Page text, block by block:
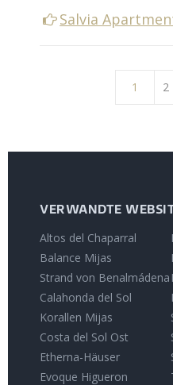
Salvia
1 2
VERWANDTE
Altos del Chaparral
Balance Mijas
Strand von Benalmádena
Calahonda del Sol
Korallen Mijas
Costa del Sol Ost
Etherna-Häuser
Evoque Higueron